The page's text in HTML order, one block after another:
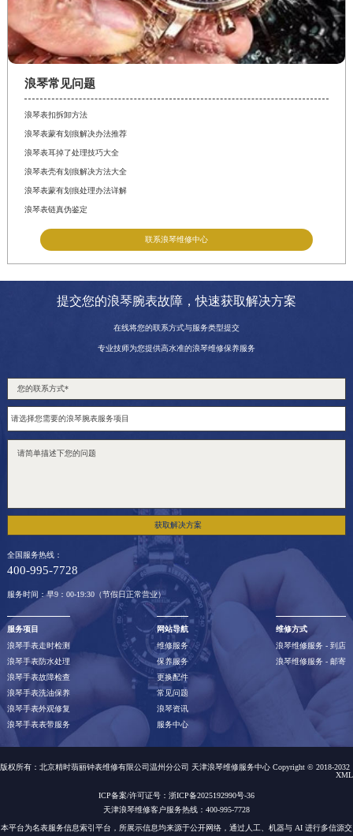
浪琴常见问题
浪琴表扣拆卸方法
浪琴表蒙有划痕解决办法推荐
浪琴表耳掉了处理技巧大全
浪琴表壳有划痕解决方法大全
浪琴表蒙有划痕处理办法详解
浪琴表链真伪鉴定
联系浪琴维修中心
提交您的浪琴腕表故障，快速获取解决方案
在线将您的联系方式与服务类型提交
专业技师为您提供高水准的浪琴维修保养服务
获取解决方案
全国服务热线：
400-995-7728
服务时间：早9：00-19:30（节假日正常营业）
服务项目
浪琴手表走时检测
浪琴手表防水处理
浪琴手表故障检查
浪琴手表洗油保养
浪琴手表外观修复
浪琴手表表带服务
网站导航
维修服务
保养服务
更换配件
常见问题
浪琴资讯
服务中心
维修方式
浪琴维修服务 - 到店
浪琴维修服务 - 邮寄
版权所有：北京精时翡丽钟表维修有限公司温州分公司 天津浪琴维修服务中心 Copyright © 2018-2032
XML
ICP备案/许可证号：浙ICP备2025192990号-36
天津浪琴维修客户服务热线：400-995-7728
本平台为名表服务信息索引平台，所展示信息均来源于公开网络，通过人工、机器与 AI 进行多信源交